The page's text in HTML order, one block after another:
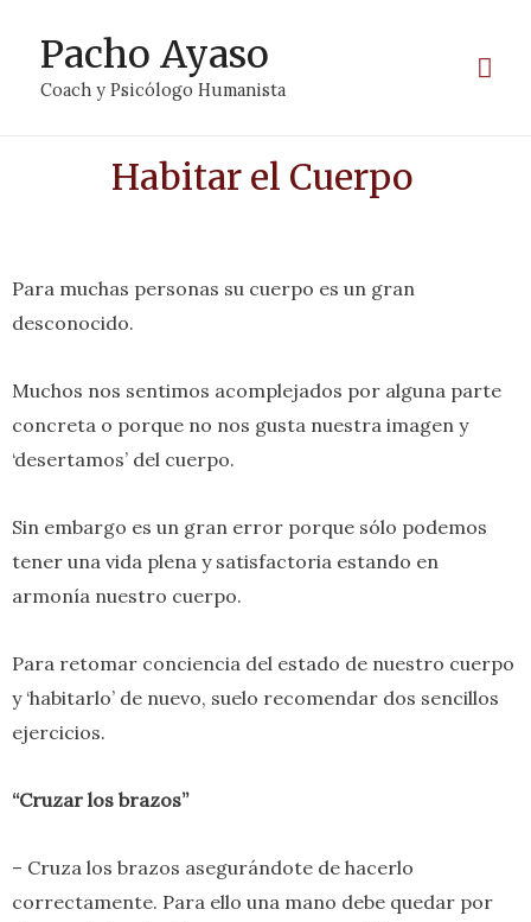
Pacho Ayaso
Coach y Psicólogo Humanista
Habitar el Cuerpo
Para muchas personas su cuerpo es un gran
desconocido.
Muchos nos sentimos acomplejados por alguna parte
concreta o porque no nos gusta nuestra imagen y
‘desertamos’ del cuerpo.
Sin embargo es un gran error porque sólo podemos
tener una vida plena y satisfactoria estando en
armonía nuestro cuerpo.
Para retomar conciencia del estado de nuestro cuerpo
y ‘habitarlo’ de nuevo, suelo recomendar dos sencillos
ejercicios.
“Cruzar los brazos”
– Cruza los brazos asegurándote de hacerlo
correctamente. Para ello una mano debe quedar por